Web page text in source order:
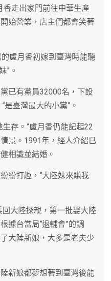
走出家門前往中華生產
始營業，店主們都會笑著
盧月香初嫁到臺灣時能聽
”。
已有黨員32000名，下設
是臺灣最大的小黨”。
存。”盧月香仍能記起22
景。1991年，經人介紹已
相識並結婚。
紛打趣，“大陸妹來賺我
大陸探親，第一批娶大陸
據台當局“退輔會”的調
大陸新娘，大多是老夫少
新娘都夢想著到臺灣後能